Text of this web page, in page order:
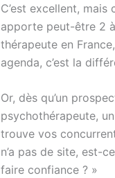
C’est excellent,
apporte peut-être 2
thérapeute en
agenda, c’est la
Or, dès qu’un
psychothérapeute,
trouve vos
n’a pas de site, est-
faire confiance ? »